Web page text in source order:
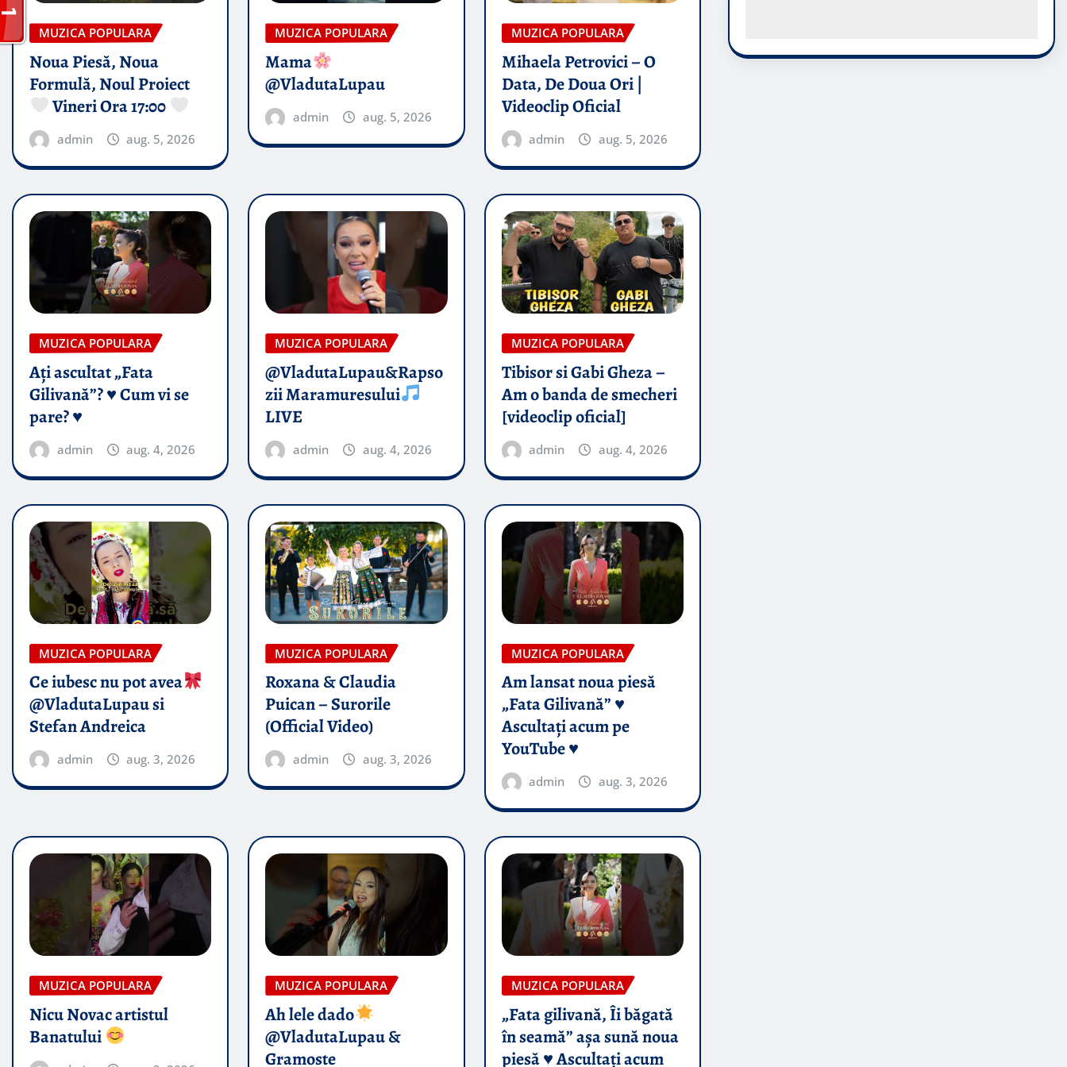
MUZICA POPULARA
Noua Piesă, Noua
Formulă, Noul Proiect
Vineri Ora 17:00
admin aug. 5, 2026
MUZICA POPULARA
Mama
@VladutaLupau
admin aug. 5, 2026
MUZICA POPULARA
Mihaela Petrovici – O
Data, De Doua Ori |
Videoclip Oficial
admin aug. 5, 2026
MUZICA POPULARA
Ați ascultat „Fata
Gilivană”? ♥️ Cum vi se
pare? ♥️
admin aug. 4, 2026
MUZICA POPULARA
@VladutaLupau&Rapso
zii Maramuresului
LIVE
admin aug. 4, 2026
MUZICA POPULARA
Tibisor si Gabi Gheza –
Am o banda de smecheri
[videoclip oficial]
admin aug. 4, 2026
MUZICA POPULARA
Ce iubesc nu pot avea
@VladutaLupau si
Stefan Andreica
admin aug. 3, 2026
MUZICA POPULARA
Roxana & Claudia
Puican – Surorile
(Official Video)
admin aug. 3, 2026
MUZICA POPULARA
Am lansat noua piesă
„Fata Gilivană” ♥️
Ascultați acum pe
YouTube ♥️
admin aug. 3, 2026
MUZICA POPULARA
Nicu Novac artistul
Banatului
MUZICA POPULARA
Ah lele dado​
@VladutaLupau &
Gramoste
MUZICA POPULARA
„Fata gilivană, Îi băgată
în seamă” așa sună noua
piesă ♥️ Ascultați acum